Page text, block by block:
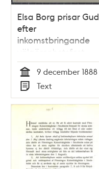
Elsa Borg prisar Gud
efter
inkomstbringande
välgörenhetsfest –
brev till Thekla
Wadström
Tid
9 december 1888
Typ
Text